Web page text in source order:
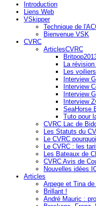
Introduction
Liens Web
VSkipper
Technique de
Bienvenue VSK
CVRC
ArticlesCVRC
La
Les
Interview
Interview
Interview
Interview
SeaHorse
Tuto pour
CVRC Lac de
Les Statuts du
Le CVRC
Le CVRC : les
Les Bateaux de
CVRC Avis de
Nouvelles idées
Articles
Arpege et Tina
Brillant !
André Mauric :